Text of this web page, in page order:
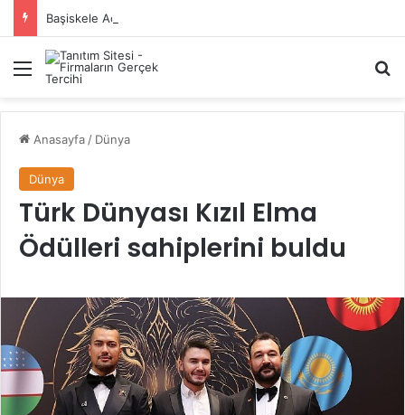
Başiskele Acil Çilingir Hizmeti İçin Doğru Adres Neresi?
Menü
Anasayfa / Dünya
Dünya
Türk Dünyası Kızıl Elma
Ödülleri sahiplerini buldu